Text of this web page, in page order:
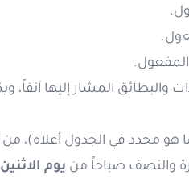
المشار إليها آنفاً،
محدد في الجدول أعلاه)، من
والنصف صباحاً من يوم الاثنين